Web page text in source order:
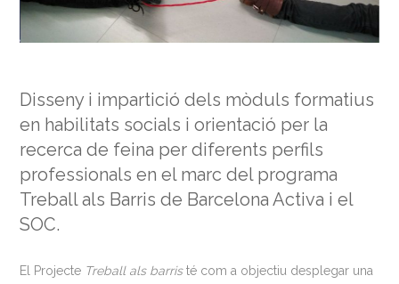
Disseny i impartició dels mòduls formatius
en habilitats socials i orientació per la
recerca de feina per diferents perfils
professionals en el marc del programa
Treball als Barris de Barcelona Activa i el
SOC.
El Projecte Treball als barristé com a objectiu desplegar una